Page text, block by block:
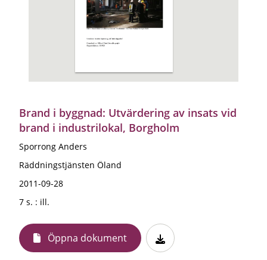
Brand i byggnad: Utvärdering av insats vid
brand i industrilokal, Borgholm
Sporrong Anders
Räddningstjänsten Öland
2011-09-28
7 s. : ill.
Öppna dokument